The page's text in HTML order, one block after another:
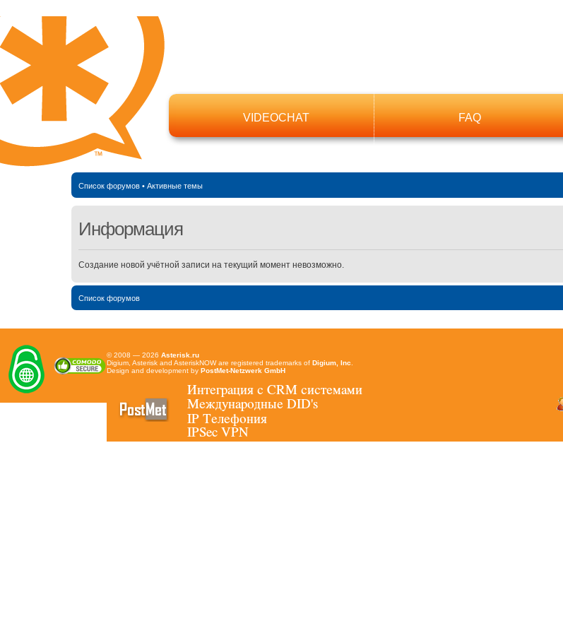
VIDEOCHAT FAQ
Список форумов• Активные темы
Информация
Создание новой учётной записи на текущий момент невозможно.
Список форумов
© 2008 — 2026 Asterisk.ru
Digium, Asterisk and AsteriskNOW are registered trademarks of Digium, Inc
Design and development by PostMet-Netzwerk GmbH